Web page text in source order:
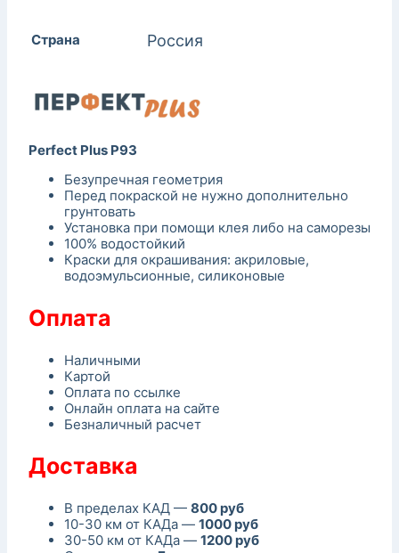
Страна Россия
Perfect Plus P93
Безупречная геометрия
Перед покраской не нужно дополнительно
грунтовать
Установка при помощи клея либо на саморезы
100% водостойкий
Краски для окрашивания: акриловые,
водоэмульсионные, силиконовые
Оплата
Наличными
Картой
Оплата по ссылке
Онлайн оплата на сайте
Безналичный расчет
Доставка
В пределах КАД — 800 руб
10-30 км от КАДа — 1000 руб
30-50 км от КАДа — 1200 руб